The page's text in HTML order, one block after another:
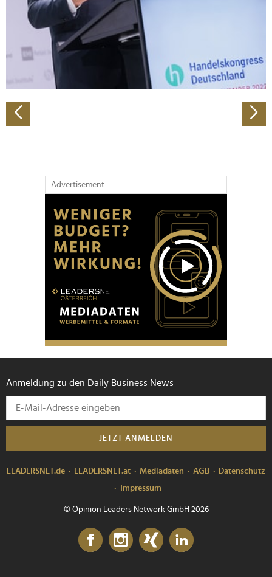
Wir verwenden Cookies, um Inhalte und Anzeigen zu
personalisieren, Funktionen für soziale Medien anbieten
zu können und die Zugriffe auf unsere Website zu
analysieren. Außerdem geben wir Informationen zu Ihrer
Verwendung unserer Website an unsere Partner für
Partner führen diese Informationen möglicherweise mit
weiteren Daten zusammen, die Sie ihnen bereitgestellt
Advertisement
Anmeldung zu den Daily Business News
JETZT ANMELDEN
LEADERSNET.de LEADERSNET.at Mediadaten AGB
Datenschutz
Impressum
© Opinion Leaders Network GmbH 2026